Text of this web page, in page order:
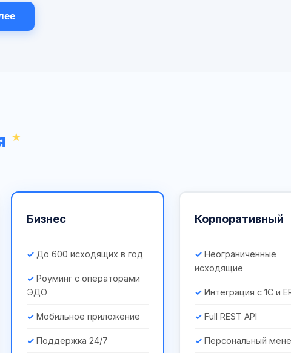
Бизнес
До 600 исходящих в год
Роуминг с операторами
ЭДО
Мобильное приложение
Поддержка 24/7
Корпоративный
Неограниченные
исходящие
Интеграция с 1С и
Full REST API
Персональный